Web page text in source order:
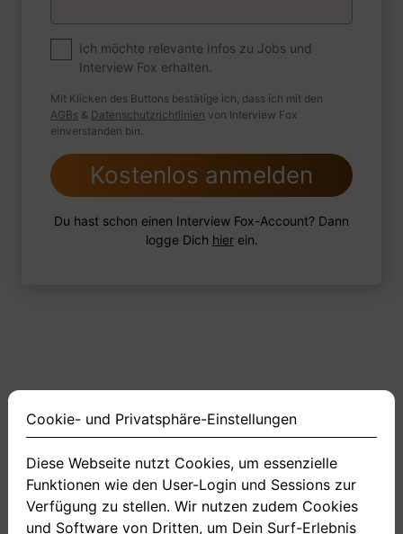
Falls Sie gebeten werden, eine Empfehlung
für den Kauf einer Buchhaltungssoftware
abzugeben: Was halten Sie für wichtiger:
Die Kosten oder die Funktionen der
Software?
Ich möchte relevante Infos zu Jobs und
Interview Fox erhalten.
Mit Klicken des Buttons bestätige ich, dass ich mit den
AGBs & Datenschutzrichtlinien von Interview Fox
einverstanden bin.
Kostenlos anmelden
Du hast schon einen Interview Fox-Account? Dann
logge Dich hierein.
< 1 2 3 4 11 >
Cookie- und Privatsphäre-Einstellungen
Diese Webseite nutzt Cookies, um essenzielle
Funktionen wie den User-Login und Sessions zur
Verfügung zu stellen. Wir nutzen zudem Cookies
und Software von Dritten, um Dein Surf-Erlebnis